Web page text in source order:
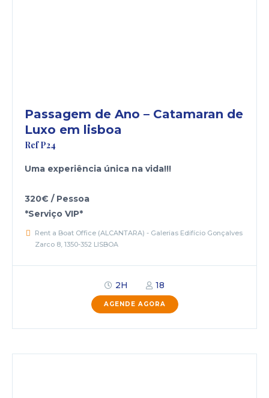
Passagem de Ano – Catamaran de
Luxo em lisboa
Ref P24
Uma experiência única na vida!!!
320€ / Pessoa
*Serviço VIP*
Rent a Boat Office (ALCANTARA) - Galerias Edifício Gonçalves
Zarco 8, 1350-352 LISBOA
2H 18
AGENDE AGORA